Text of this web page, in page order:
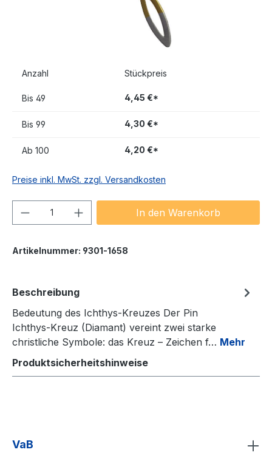
Anzahl Stückpreis
Bis 49 4,45 €*
Bis 99 4,30 €*
Ab 100 4,20 €*
Preise inkl. MwSt. zzgl. Versandkosten
Produkt Anzahl: Gib denIn den Warenkorb
Artikelnummer: 9301-1658
Beschreibung
Bedeutung des Ichthys‑Kreuzes Der Pin
Ichthys‑Kreuz (Diamant) vereint zwei starke
christliche Symbole: das Kreuz – Zeichen f… Mehr
Produktsicherheitshinweise
VaB